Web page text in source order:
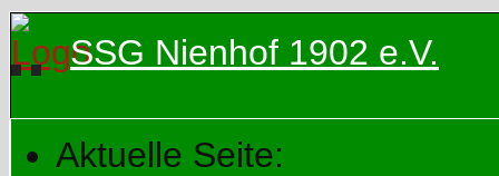
SSG Nienhof 1902 e.V.
Aktuelle Seite: